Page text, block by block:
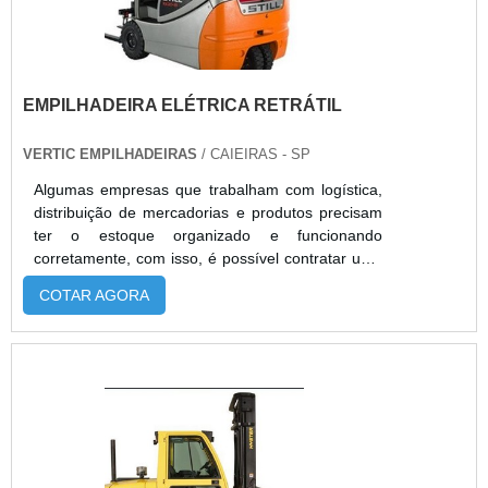
EMPILHADEIRA ELÉTRICA RETRÁTIL
VERTIC EMPILHADEIRAS / CAIEIRAS - SP
Algumas empresas que trabalham com logística,
distribuição de mercadorias e produtos precisam
ter o estoque organizado e funcionando
corretamente, com isso, é possível contratar uma
locação empilhadeira elétrica retrátil. E somente
assim o fluxo de operações poderá ser medido
automatizados.As vantagens no uso deste
recomendada para empresas que desejam
automatizar os serviços na linha de produção,
ganhar tempo nas entregas e até mesmo contar
com equipamentos modernos para que os
COTAR AGORA